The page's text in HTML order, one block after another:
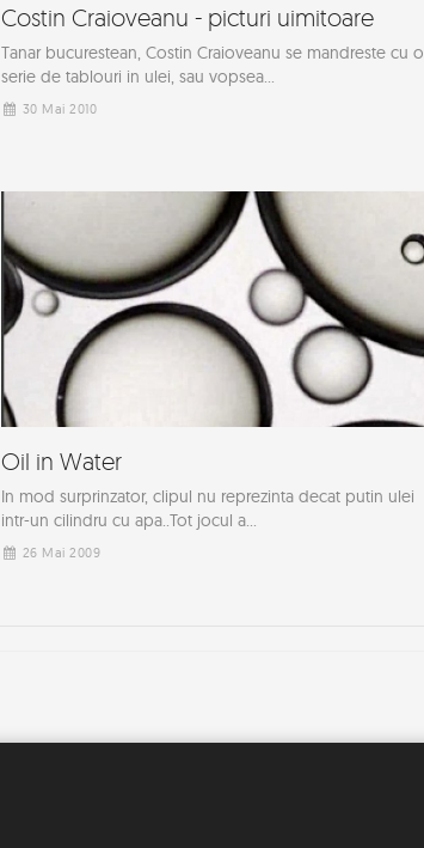
Costin Craioveanu - picturi uimitoare
Tanar bucurestean, Costin Craioveanu se mandreste cu o
serie de tablouri in ulei, sau vopsea...
30 Mai 2010
Oil in Water
In mod surprinzator, clipul nu reprezinta decat putin ulei
intr-un cilindru cu apa..Tot jocul a...
26 Mai 2009